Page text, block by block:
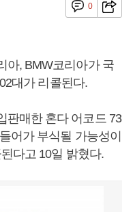
0
아, BMW코리아가 국
대가 리콜된다.
판매한 혼다 어코드 73
어가 부식될 가능성이
다고 10일 밝혔다.